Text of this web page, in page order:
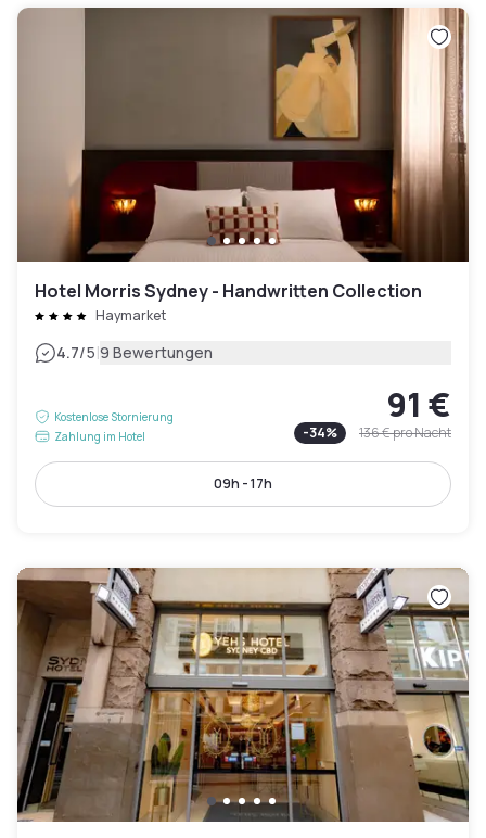
Hotel Morris Sydney - Handwritten Collection
Haymarket
4.7/5|9 Bewertungen
Kostenlose Stornierung
Zahlung im Hotel
91 €
-34% 136 €pro Nacht
09h - 17h